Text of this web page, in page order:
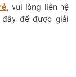
, vui lòng liên hệ
để được giải